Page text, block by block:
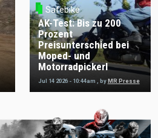
Safebike
AK-Test: Bis zu 200
Prozent
Preisunterschied bei
Moped- und
Motorradpickerl
Jul 14 2026 - 10:44am byMR Presse